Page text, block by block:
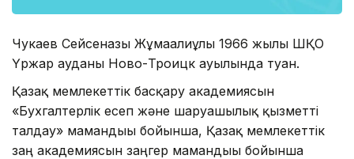
Чукаев Сейсенғазы Жұмағалиұлы 1966 жылы ШҚО
Үржар ауданы Ново-Троицк ауылында туған.
Қазақ мемлекеттік басқару академиясын
«Бухгалтерлік есеп және шаруашылық қызметті
талдау» мамандығы бойынша, Қазақ мемлекеттік
заң академиясын заңгер мамандығы бойынша